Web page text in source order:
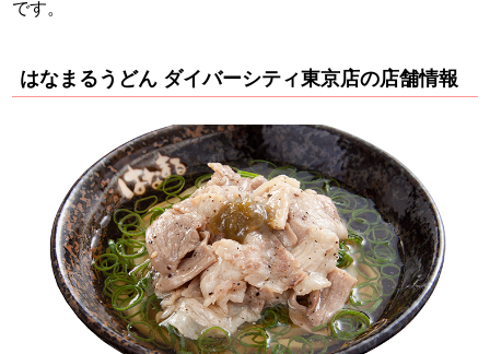
です。
はなまるうどん ダイバーシティ東京店の店舗情報